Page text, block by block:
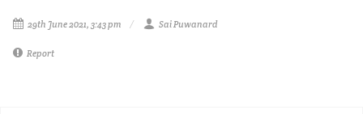
29th June 2021, 3:43 pm Sai Puwanard
Report